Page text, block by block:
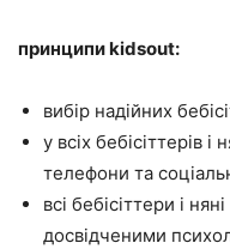
принципи kidsout:
вибір надійних
у всіх бебісіттерів
телефони та
всі бебісіттери і
досвідченими